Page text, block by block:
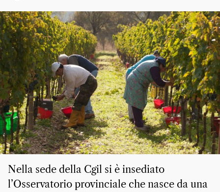
Nella sede della Cgil si è insediato
l’Osservatorio provinciale che nasce da una